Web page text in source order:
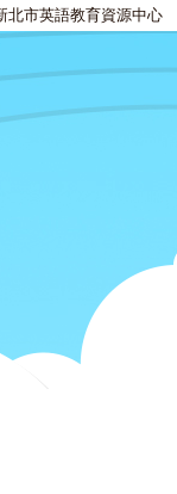
北市英語教育資源中心